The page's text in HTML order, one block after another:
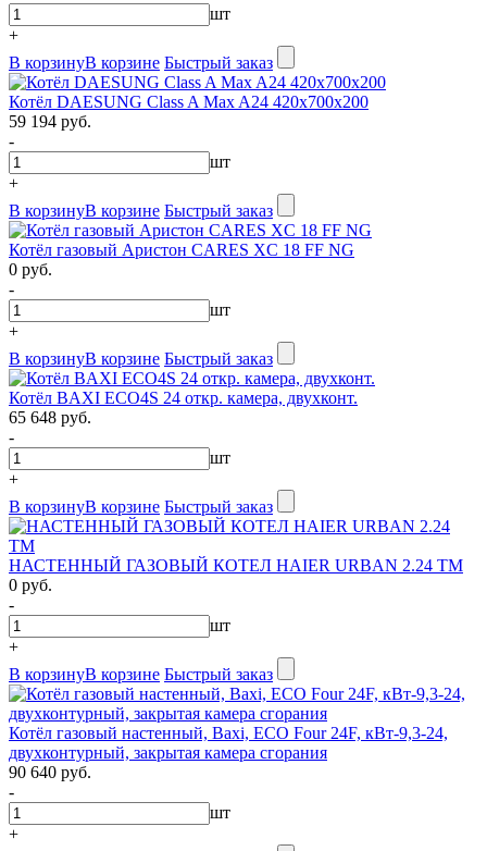
шт
+
В корзинуВ корзине Быстрый заказ
Котёл DAESUNG Class A Max A24 420х700х200
59 194 руб.
-
шт
+
В корзинуВ корзине Быстрый заказ
Котёл газовый Аристон CARES XC 18 FF NG
0 руб.
-
шт
+
В корзинуВ корзине Быстрый заказ
Котёл BAXI ECO4S 24 откр. камера, двухконт.
65 648 руб.
-
шт
+
В корзинуВ корзине Быстрый заказ
НАСТЕННЫЙ ГАЗОВЫЙ КОТЕЛ HAIER URBAN 2.24 TM
0 руб.
-
шт
+
В корзинуВ корзине Быстрый заказ
Котёл газовый настенный, Baxi, ECO Four 24F, кВт-9,3-24,
двухконтурный, закрытая камера сгорания
90 640 руб.
-
шт
+